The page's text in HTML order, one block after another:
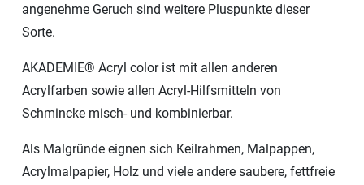
angenehme Geruch sind weitere Pluspunkte dieser
Sorte.
AKADEMIE® Acryl color ist mit allen anderen
Acrylfarben sowie allen Acryl-Hilfsmitteln von
Schmincke misch- und kombinierbar.
Als Malgründe eignen sich Keilrahmen, Malpappen,
Acrylmalpapier, Holz und viele andere saubere, fettfreie